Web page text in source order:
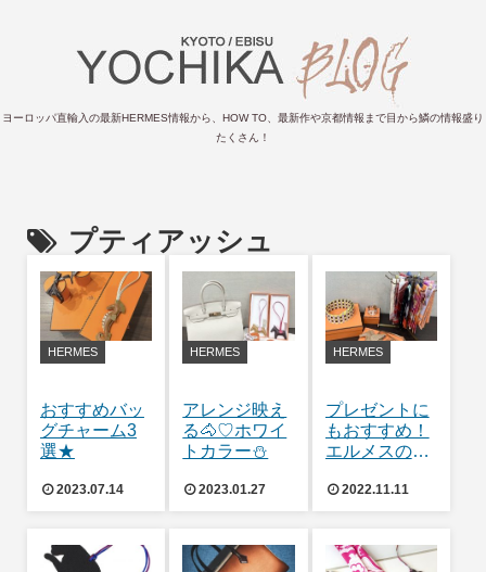
ヨーロッパ直輸入の最新HERMES情報から、HOW TO、最新作や京都情報まで目から鱗の情報盛り
たくさん！
プティアッシュ
HERMES
おすすめバッ
グチャーム3
選★
2023.07.14
HERMES
アレンジ映え
る🐴♡ホワイ
トカラー⛄
2023.01.27
HERMES
プレゼントに
もおすすめ！
エルメスの小
2022.11.11